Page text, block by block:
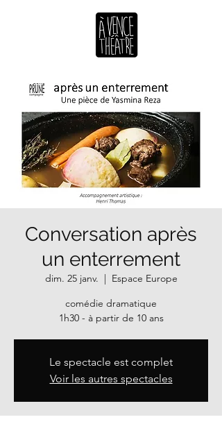
Conversation après
un enterrement
dim. 25 janv.
  |
Espace Europe
comédie dramatique
1h30 - à partir de 10 ans
Le spectacle est complet
Voir les autres spectacles